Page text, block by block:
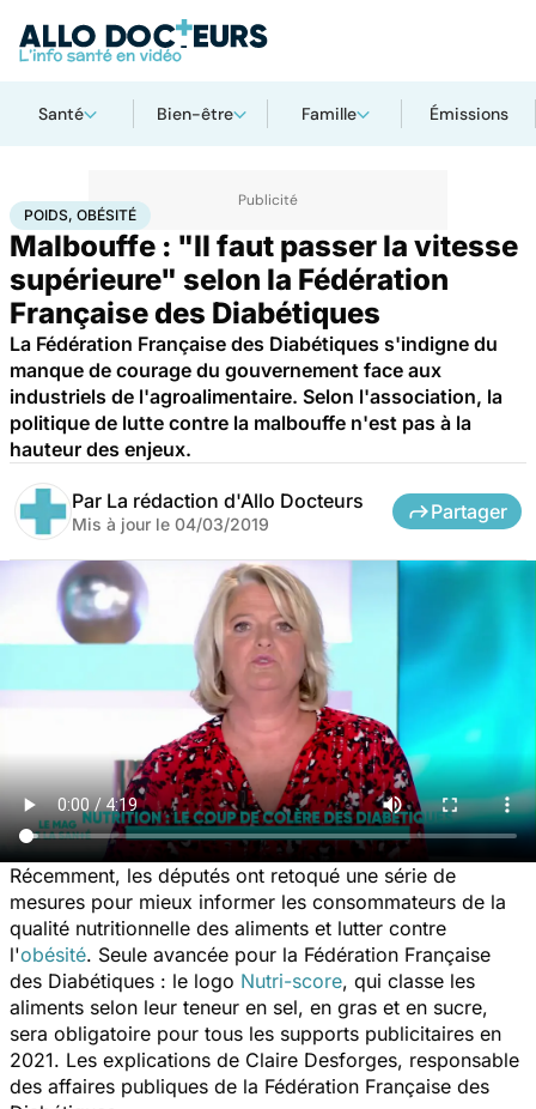
Santé Bien-être Famille Émissions
Accueil Bien-êtreNutrition Poids, obésité
POIDS, OBÉSITÉ
Malbouffe : "Il faut passer la vitesse
supérieure" selon la Fédération
Française des Diabétiques
La Fédération Française des Diabétiques s'indigne du
manque de courage du gouvernement face aux
industriels de l'agroalimentaire. Selon l'association, la
politique de lutte contre la malbouffe n'est pas à la
hauteur des enjeux.
Par La rédaction d'Allo Docteurs
Mis à jour le 04/03/2019
Partager
Récemment, les députés ont retoqué une série de
mesures pour mieux informer les consommateurs de la
qualité nutritionnelle des aliments et lutter contre
l'obésité. Seule avancée pour la Fédération Française
des Diabétiques : le logo Nutri-score, qui classe les
aliments selon leur teneur en sel, en gras et en sucre,
sera obligatoire pour tous les supports publicitaires en
2021. Les explications de Claire Desforges, responsable
des affaires publiques de la Fédération Française des